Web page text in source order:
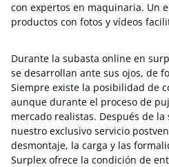
con expertos en maquinaria. Un
productos con fotos y vídeos
Durante la subasta online en
se desarrollan ante sus ojos, de
Siempre existe la posibilidad de
aunque durante el proceso de
mercado realistas. Después de
nuestro exclusivo servicio
desmontaje, la carga y las
Surplex ofrece la condición de